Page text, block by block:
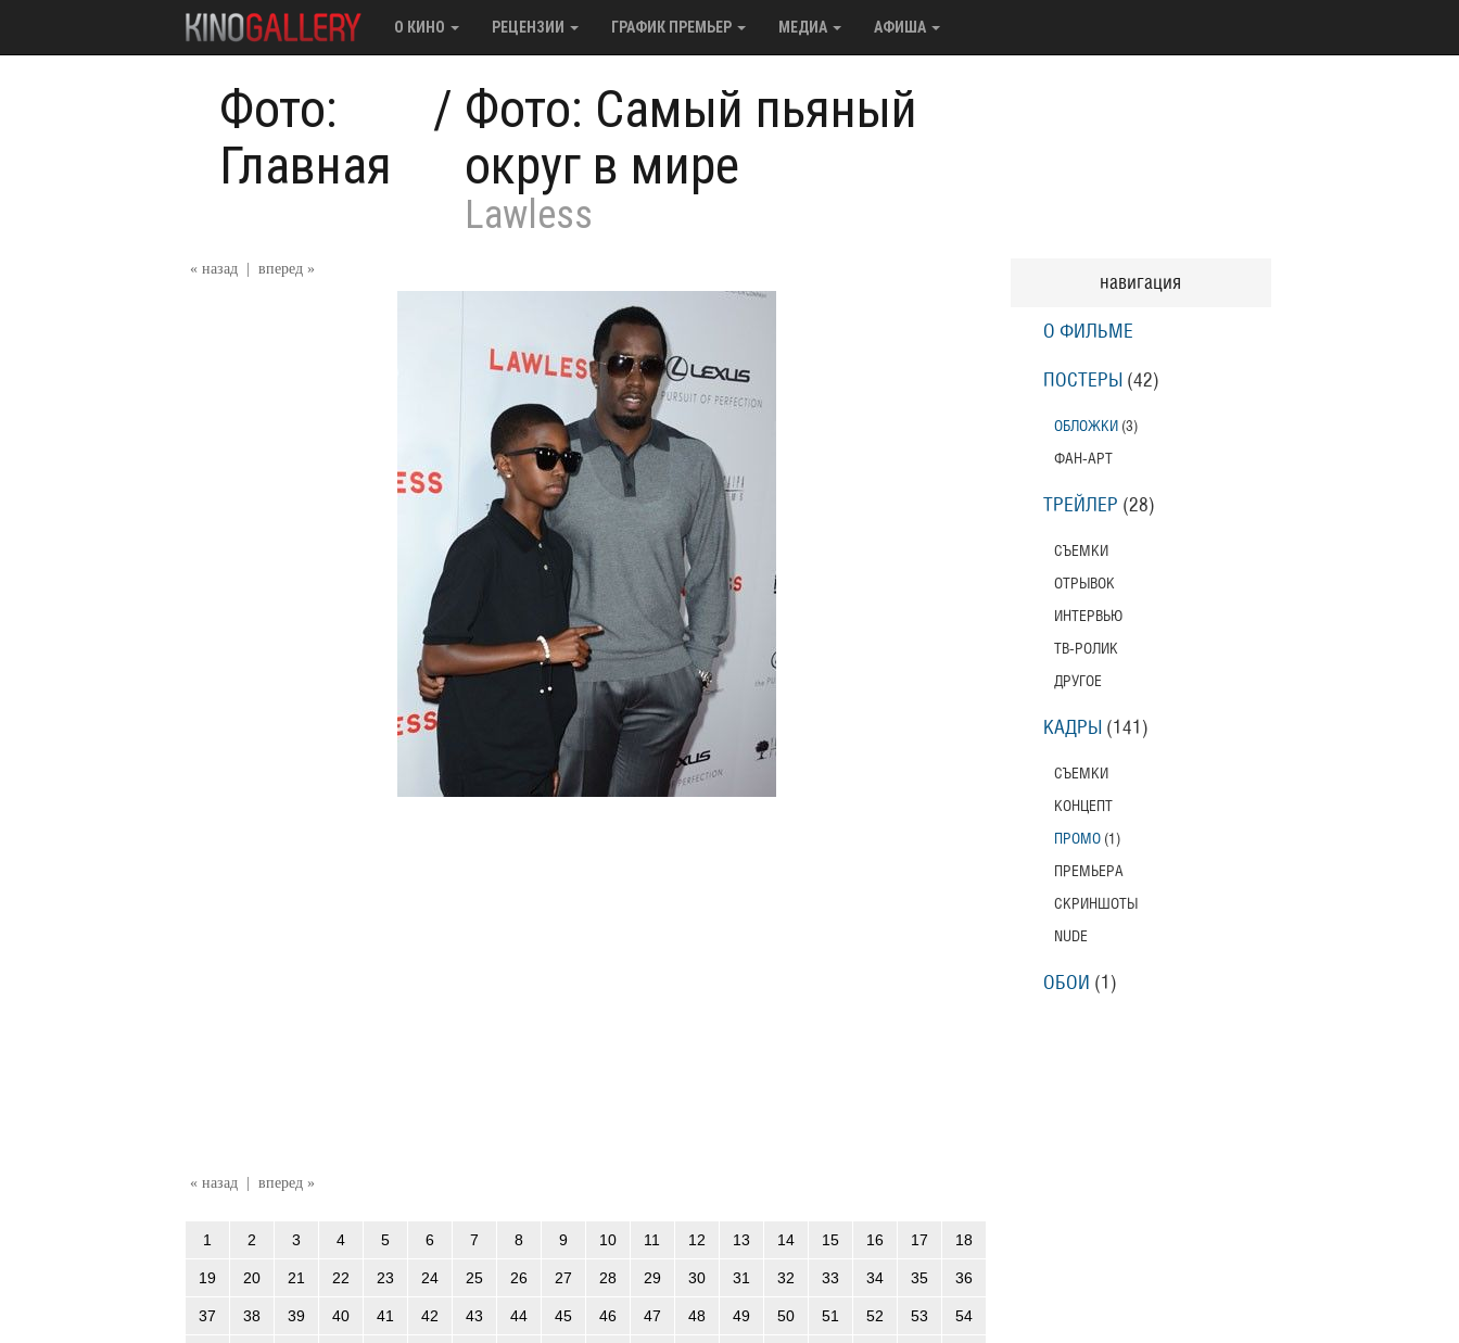
О КИНО РЕЦЕНЗИИ ГРАФИК ПРЕМЬЕР МЕДИА АФИША
Фото:
Главная
/ Фото: Самый пьяный
округ в мире
Lawless
« назад вперед »
« назад вперед »
1 2 3 4 5 6 7 8 9 10 11 12 13 14 15 16 17 18
19 20 21 22 23 24 25 26 27 28 29 30 31 32 33 34 35 36
37 38 39 40 41 42 43 44 45 46 47 48 49 50 51 52 53 54
навигация
О ФИЛЬМЕ
ПОСТЕРЫ (42)
ОБЛОЖКИ (3)
ФАН-АРТ
ТРЕЙЛЕР (28)
СЪЕМКИ
ОТРЫВОК
ИНТЕРВЬЮ
ТВ-РОЛИК
ДРУГОЕ
КАДРЫ (141)
СЪЕМКИ
КОНЦЕПТ
ПРОМО (1)
ПРЕМЬЕРА
СКРИНШОТЫ
NUDE
ОБОИ (1)